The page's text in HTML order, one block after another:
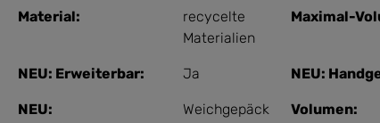
Material:
recycelte
Materialien
Maximal-
NEU: Erweiterbar: Ja NEU:
NEU:
Weichgepäck Volumen: